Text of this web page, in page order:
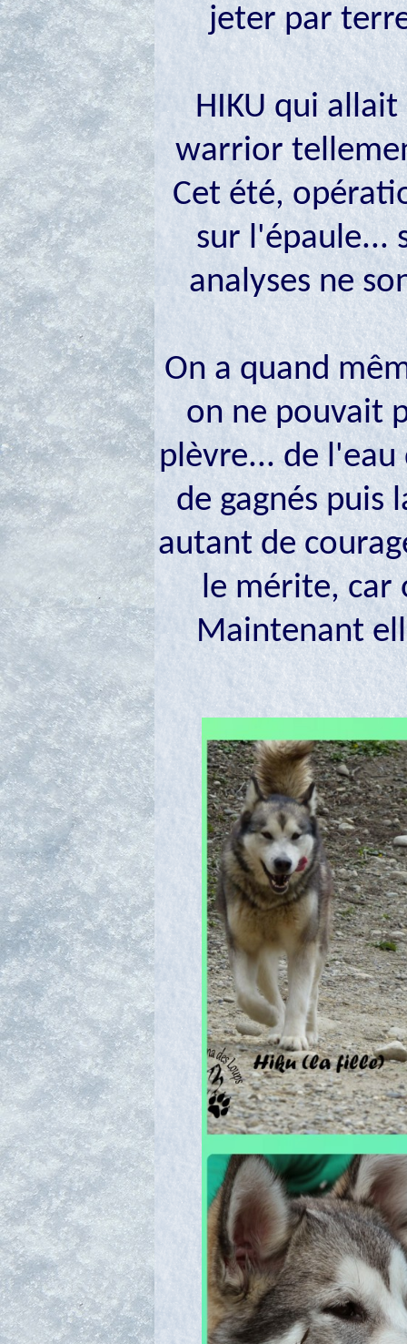
jeter par
HIKU qui
warrior
Cet été,
sur l'épaule...
analyses ne
On a quand
on ne pouvait
plèvre... de l'eau
de gagnés puis
autant de
le mérite, car
Maintenant